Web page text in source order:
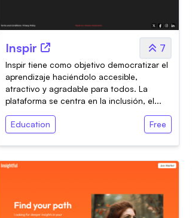
Inspir 7
Inspir tiene como objetivo democratizar el
aprendizaje haciéndolo accesible,
atractivo y agradable para todos. La
plataforma se centra en la inclusión, el...
Education Free